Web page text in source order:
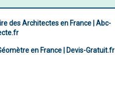
des Architectes en France | Abc-
en France | Devis-Gratuit.fr